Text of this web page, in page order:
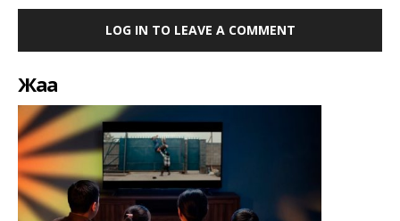
LOG IN TO LEAVE A COMMENT
Жаңа